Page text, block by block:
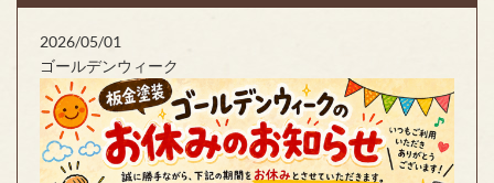
2026/05/01
ゴールデンウィーク